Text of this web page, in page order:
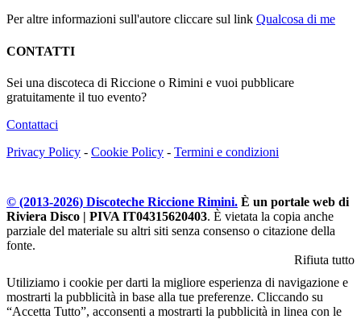
Per altre informazioni sull'autore cliccare sul link Qualcosa di me
CONTATTI
Sei una discoteca di Riccione o Rimini e vuoi pubblicare
gratuitamente il tuo evento?
Contattaci
Privacy Policy - Cookie Policy - Termini e condizioni
© (2013-2026) Discoteche Riccione Rimini. È un portale web di
Riviera Disco | PIVA IT04315620403. È vietata la copia anche
parziale del materiale su altri siti senza consenso o citazione della
fonte.
Rifiuta tutto
Utiliziamo i cookie per darti la migliore esperienza di navigazione e
mostrarti la pubblicità in base alla tue preferenze. Cliccando su
“Accetta Tutto”, acconsenti a mostrarti la pubblicità in linea con le